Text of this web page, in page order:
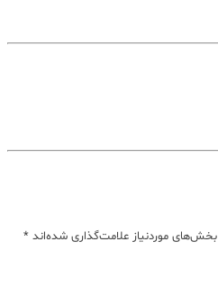
بخش‌های موردنیاز علامت‌گذاری شده‌اند *